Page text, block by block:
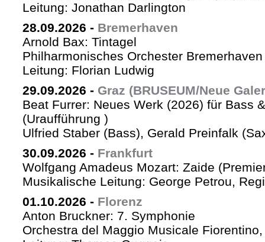
Leitung: Jonathan Darlington
28.09.2026 - Bremerhaven
Arnold Bax: Tintagel
Philharmonisches Orchester
Leitung: Florian Ludwig
29.09.2026 - Graz (BRUSEUM/Neue
Beat Furrer: Neues Werk (2026) für Bass
(Uraufführung )
Ulfried Staber (Bass), Gerald Preinfalk
30.09.2026 - Frankfurt
Wolfgang Amadeus Mozart: Zaide
Musikalische Leitung: George Petrou,
01.10.2026 - Florenz
Anton Bruckner: 7. Symphonie
Orchestra del Maggio Musicale